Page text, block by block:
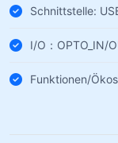
Schnittstelle:
I/O：OPTO_IN/
Funktionen/